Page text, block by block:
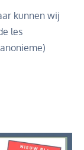
kunnen wij
les